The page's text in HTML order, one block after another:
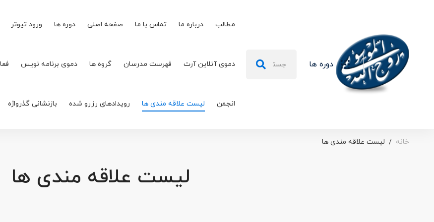
دوره ها
مطالب درباره ما تماس با ما صفحه اصلی دوره ها ورود تیوتر
دموی آنلاین آرت فهرست مدرسان گروه ها دموی برنامه نویس
انجمن لیست علاقه مندی ها رویدادهای رزرو شده بازنشانی گذرواژه
خانه لیست علاقه مندی ها
لیست علاقه مندی ها